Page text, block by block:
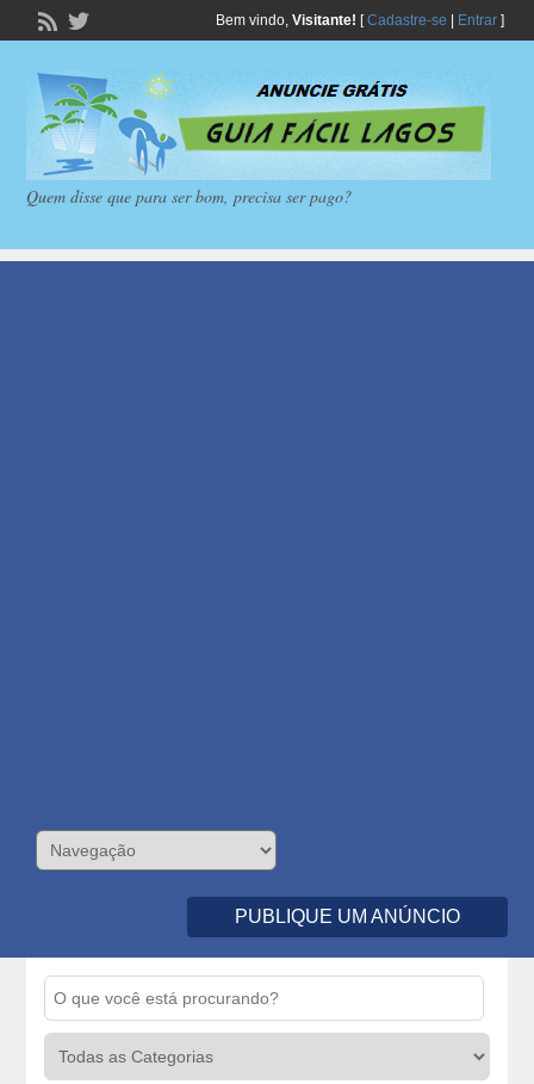
Bem vindo, Visitante! [Cadastre-se Entrar]
Quem disse que para ser bom, precisa ser pago?
PUBLIQUE UM ANÚNCIO